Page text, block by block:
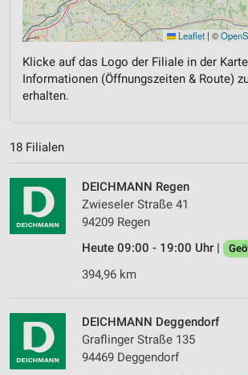
Leaflet | ©
Klicke auf das Logo der Filiale in der
Informationen (Öffnungszeiten & Route)
erhalten.
18 Filialen
DEICHMANN Regen
Zwieseler Straße 41
94209 Regen
Heute 09:00 - 19:00 Uhr |
394,96 km
DEICHMANN Deggendorf
Graflinger Straße 135
94469 Deggendorf